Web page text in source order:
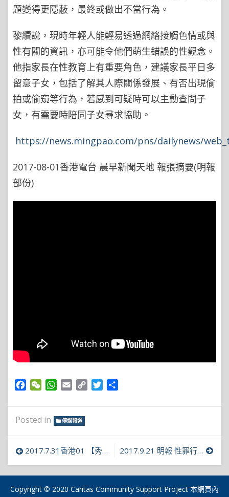
題變得更隱蔽，最終或做出不當行為。
黎續說，現時年輕人能輕易透過網絡接觸色情或與
性有關的資訊，亦可能令他們萌生錯誤的性觀念。
他指家長在性教育上有重要角色，建議家長平日多
留意子女，包括了解其人際關係發展、有否出現偷
拍或偷窺等行為，若感到可疑時可以主動查問子
女，有需要時陪同子女尋求協助。
https://news.mingpao.com/pns/dailynews/
2017-08-01香港電台 晨早新聞天地 報張摘要(明報
部份)
Facebook
WeChatWhatsApp
Email Copy
Twitter
Posted in 傳媒報道
文
章
導
2017.7.31香港01 【秀茂坪色魔】青春期易生性幻想？ 社工：社會避談 欠探討空間 2017.9.21 明報 性罪行查冊連年升 去年4.3萬宗 6年7人查出定罪紀錄 團體稱具阻嚇
Copyright © 2020 Caritas Community Support Project 本網頁內